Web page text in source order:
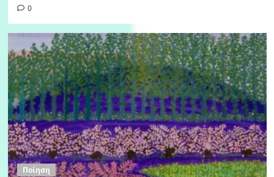
0
Ποίηση